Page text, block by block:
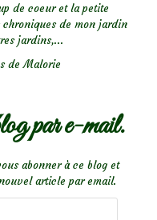
de coeur et la petite
de mon jardin
jardins,...
de Malorie
par e-mail.
abonner à ce blog et
article par email.